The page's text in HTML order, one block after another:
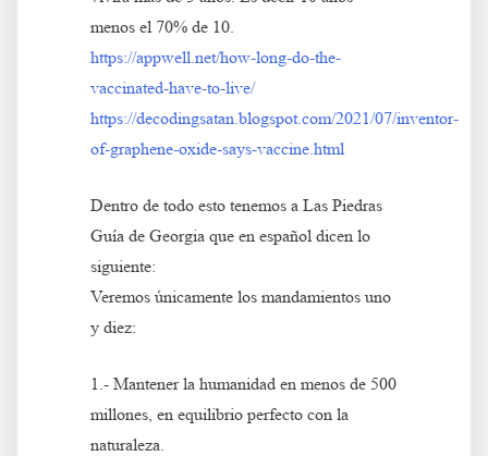
menos el 70% de 10.
https://appwell.net/how-long-do-the-
vaccinated-have-to-live/
https://decodingsatan.blogspot.com/2021/07/inventor-
of-graphene-oxide-says-vaccine.html
Dentro de todo esto tenemos a Las Piedras
Guía de Georgia que en español dicen lo
siguiente:
Veremos únicamente los mandamientos uno
y diez:
1.- Mantener la humanidad en menos de 500
millones, en equilibrio perfecto con la
naturaleza.